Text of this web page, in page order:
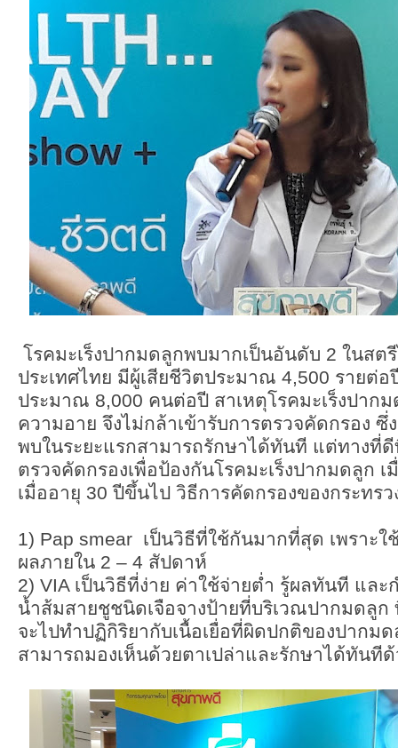
โรคมะเร็งปากมดลูกพบมากเป็นอันดับ 2 ในสต
ประเทศไทย มีผู้เสียชีวิตประมาณ 4,500 รายต่
ประมาณ 8,000 คนต่อปี สาเหตุโรคมะเร็งปาก
ความอาย จึงไม่กล้าเข้ารับการตรวจคัดกรอง ซึ่
พบในระยะแรกสามารถรักษาได้ทันที แต่ทางที่
ตรวจคัดกรองเพื่อป้องกันโรคมะเร็งปากมดลูก
เมื่ออายุ 30 ปีขึ้นไป วิธีการคัดกรองของกระทร
1) Pap smear เป็นวิธีที่ใช้กันมากที่สุด เพราะใ
ผลภายใน 2 – 4 สัปดาห์
2) VIA เป็นวิธีที่ง่าย ค่าใช้จ่ายต่ำ รู้ผลทันที และ
น้ำส้มสายชูชนิดเจือจางป้ายที่บริเวณปากมดลูก
จะไปทำปฏิกิริยากับเนื้อเยื่อที่ผิดปกติของปากมด
สามารถมองเห็นด้วยตาเปล่าและรักษาได้ทันทีด้